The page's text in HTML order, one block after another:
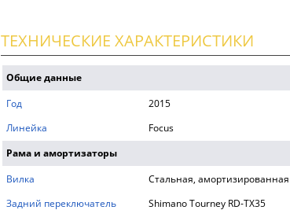
ТЕХНИЧЕСКИЕ ХАРАКТЕРИСТИКИ
Общие данные
Год
2015
Линейка
Focus
Рама и амортизаторы
Вилка
Стальная, амортизированная
Задний переключатель
Shimano Tourney RD-TX35